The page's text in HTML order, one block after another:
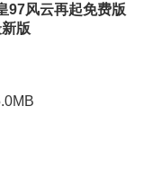
97风云再起免费版
版